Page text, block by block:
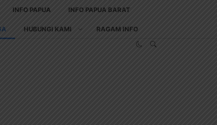
INFO PAPUA INFO PAPUA BARAT
HUBUNGI KAMI RAGAM INFO